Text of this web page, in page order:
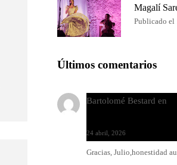
Magalí
Publicado
Últimos comentarios
Bartolomé Bestard en
24 abril, 2026
Gracias, Julio,honestidad